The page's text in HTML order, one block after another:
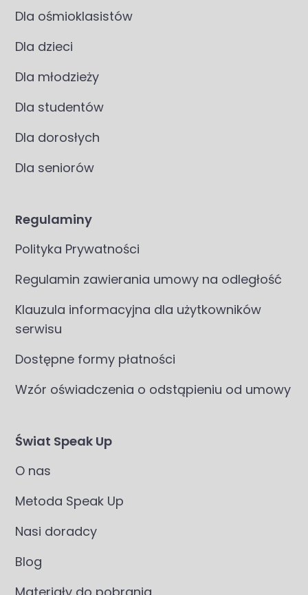
Dla ośmioklasistów
Dla dzieci
Dla młodzieży
Dla studentów
Dla dorosłych
Dla seniorów
Regulaminy
Polityka Prywatności
Regulamin zawierania umowy na odległość
Klauzula informacyjna dla użytkowników
serwisu
Dostępne formy płatności
Wzór oświadczenia o odstąpieniu od umowy
Świat Speak Up
O nas
Metoda Speak Up
Nasi doradcy
Blog